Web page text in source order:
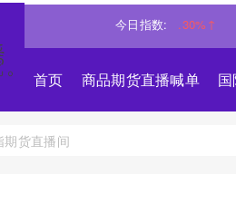
今日指数:
26690.6150 1.30%↑ 标
首页 商品期货直播喊单
期货直播间